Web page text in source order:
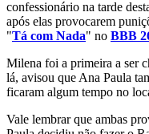
confessionário na tarde
após elas provocarem
"Tá com Nada" no BBB
Milena foi a primeira a ser
lá, avisou que Ana Paula
ficaram algum tempo no
Vale lembrar que ambas